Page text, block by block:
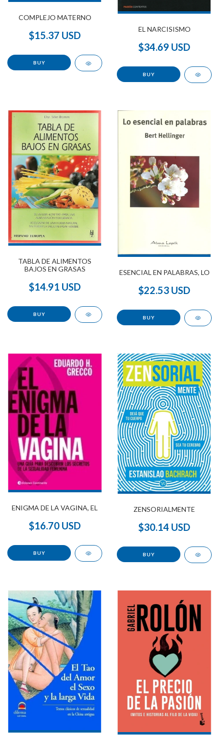
COMPLEJO MATERNO
$15.37 USD
EL NARCISISMO
$34.69 USD
TABLA DE ALIMENTOS
BAJOS EN GRASAS
$14.91 USD
ESENCIAL EN PALABRAS, LO
$22.53 USD
ENIGMA DE LA VAGINA, EL
$16.70 USD
ZENSORIALMENTE
$30.14 USD